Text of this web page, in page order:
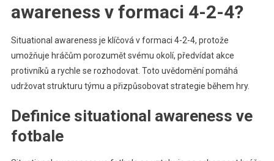
awareness v formaci 4-2-4?
Situational awareness je klíčová v formaci 4-2-4, protože
umožňuje hráčům porozumět svému okolí, předvídat akce
protivníků a rychle se rozhodovat. Toto uvědomění pomáhá
udržovat strukturu týmu a přizpůsobovat strategie během hry.
Definice situational awareness ve
fotbale